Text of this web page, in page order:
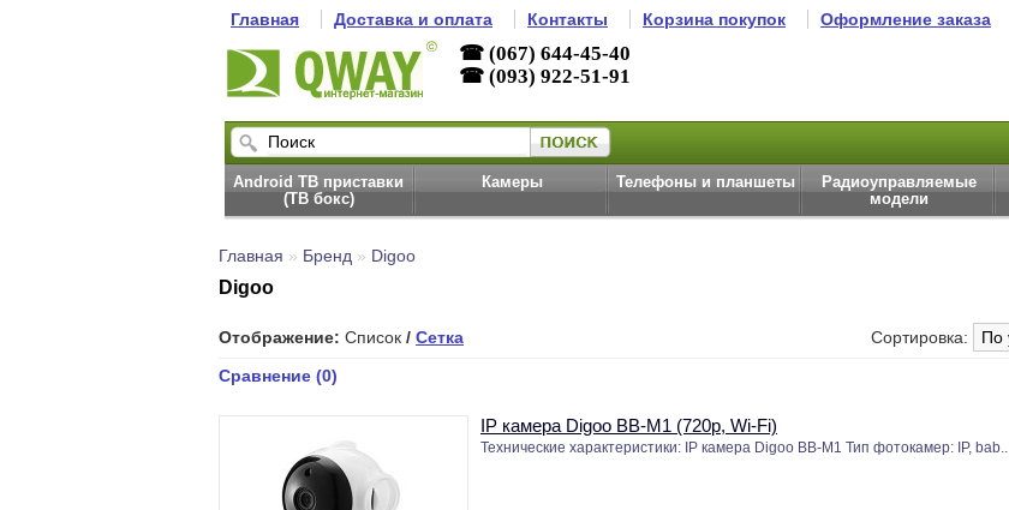
Главная Доставка и оплата Контакты Корзина покупок Оформление заказа
☎ (067) 644-45-40
☎ (093) 922-51-91
Android ТВ приставки
(ТВ бокс)
Камеры Телефоны и планшеты
Радиоуправляемые
модели
Главная » Бренд » Digoo
Digoo
Отображение: Список / Сетка
Сортировка:
Сравнение (0)
IP камера Digoo BB-M1 (720p, Wi-Fi)
Технические характеристики: IP камера Digoo BB-M1 Тип фотокамер: IP, bab..